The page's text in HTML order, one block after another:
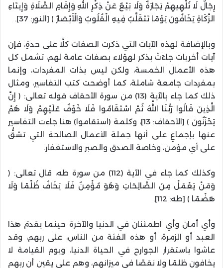
رِجَالٌ لَا تُلْهِيهِمْ تِجَارَةٌ وَلَا بَيْعٌ عَنْ ذِكْرِ اللَّهِ وَإِقَامِ الصَّلَاةِ وَإِيتَاءِ
الزَّكَاةِ يَخَافُونَ يَوْمًا تَتَقَلَّبُ فِيهِ الْقُلُوبُ وَالْأَبْصَارُ ﴾ [النور: 37].
وبالإضافة لهذه الآيات التي ذكرت الصفات كلًّا على حدةٍ، فإن
آيات أخريات جاءَتْ بذكر لهؤلاء بصفات عامة لهم، تشمل كل
هذه الأعمال الخمسة، ولكن ليس بذات المفردات، وإنما
بمفردات جامعة شاملة، كما أوضحت كتب التفاسير، ومثال
ذلك كما جاء بالآية (13) من سورة الأحقاف قوله تعالى: ﴿ إِنَّ
الَّذِينَ قَالُوا رَبُّنَا اللَّهُ ثُمَّ اسْتَقَامُوا فَلَا خَوْفٌ عَلَيْهِمْ وَلَا هُمْ
يَحْزَنُونَ ﴾ [الأحقاف: 13]، وكلمة (استقاموا) هنا جاءت التفاسير
عنها بإجماعٍ على أنها جملة الأعمال الصالحة التي تشقُّ
على أي مؤمن، وخاصة الصدق والصبر والاستغفار.
وكذلك كما جاء في الآية (112) من سورة طه، قال تعالى: ﴿
وَمَنْ يَعْمَلْ مِنَ الصَّالِحَاتِ وَهُوَ مُؤْمِنٌ فَلَا يَخَافُ ظُلْمًا وَلَا
هَضْمًا ﴾ [طه: 112].
وأي أمان وأي اطمئنان في الدنيا والآخرة حينما يقدمُ هذا
العبد أو الزمرة، أو هذه الفئة من الناس، على ربهم، وقد
عاشوا باستقرار الجوارح في الحياة الدنيا، ويوم القيامة لا
يخافون ظلمًا ولا نقصًا في ميزانهم، وهم على يقين أن ربهم